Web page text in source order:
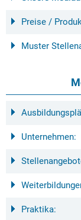
Preise /
Muster
Unternehmen:
Praktika: